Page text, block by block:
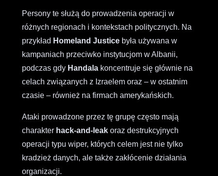
Persony te służą do prowadzenia operacji w
różnych regionach i kontekstach politycznych. Na
przykład Homeland Justicebyła używana w
kampaniach przeciwko instytucjom w Albanii,
podczas gdy Handalakoncentruje się głównie na
celach związanych z Izraelem oraz – w ostatnim
czasie – również na firmach amerykańskich.
Ataki prowadzone przez tę grupę często mają
charakter hack-and-leakoraz destrukcyjnych
operacji typu wiper, których celem jest nie tylko
kradzież danych, ale także zakłócenie działania
organizacji.